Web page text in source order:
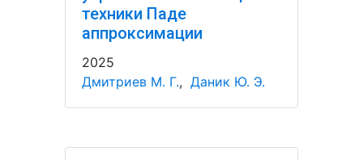
техники Паде
аппроксимации
2025
Дмитриев М. Г., Даник Ю. Э.